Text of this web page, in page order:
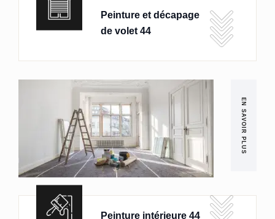
Peinture et décapage
de volet 44
EN SAVOIR PLUS
Peinture intérieure 44